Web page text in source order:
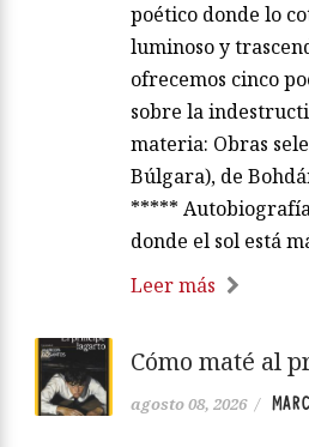
poético donde lo
luminoso y
ofrecemos cinco
sobre la
materia: Obras
Búlgara), de
*****
donde el sol está
Leer más
Cómo maté al
agosto 08, 2026 /